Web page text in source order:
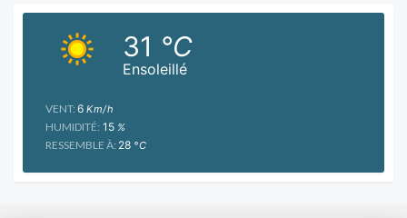
Ensoleillé
31 °C
VENT: 6 Km/h
HUMIDITÉ: 15 %
RESSEMBLE À: 28 °C